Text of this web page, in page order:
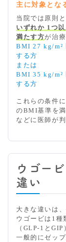
主に対象とな
当院では原則
いずれか 1つ
満たす方が治
BMI 27 kg/m²
する方
または
BMI 35 kg/m²
する方
これらの条件
のBMI基準を
などに医師が
ウゴー
違い
大きな違いは
ウゴービは1種
（GLP-1と
一般的にゼッ